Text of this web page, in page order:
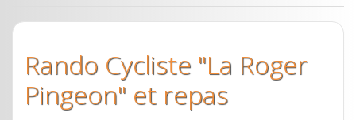
Rando Cycliste "La Roger
Pingeon" et repas